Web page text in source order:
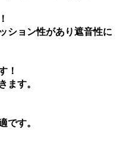
ション性があり遮音性に
！
ます。
です。